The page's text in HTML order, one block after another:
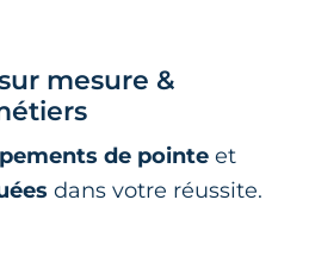
mesure &
de pointe et
dans votre réussite.